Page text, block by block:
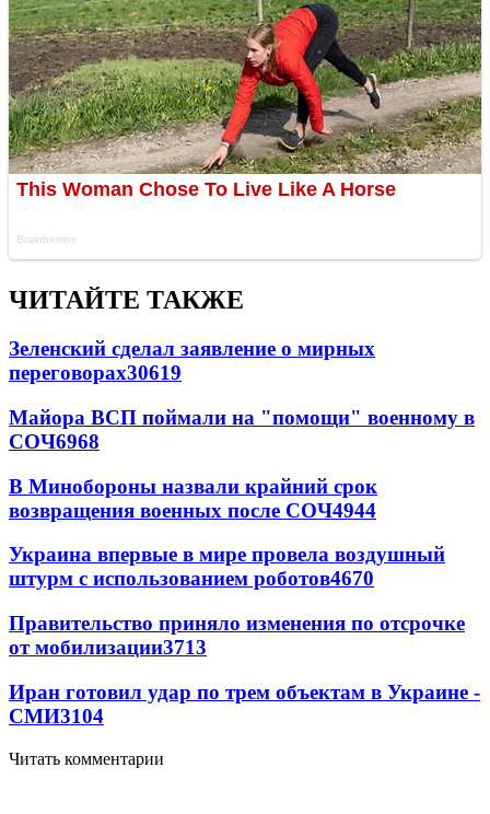
ЧИТАЙТЕ ТАКЖЕ
Зеленский сделал заявление о мирных
переговорах30619
Майора ВСП поймали на "помощи" военному в
СОЧ6968
В Минобороны назвали крайний срок
возвращения военных после СОЧ4944
Украина впервые в мире провела воздушный
штурм с использованием роботов4670
Правительство приняло изменения по отсрочке
от мобилизации3713
Иран готовил удар по трем объектам в Украине -
СМИ3104
Читать комментарии